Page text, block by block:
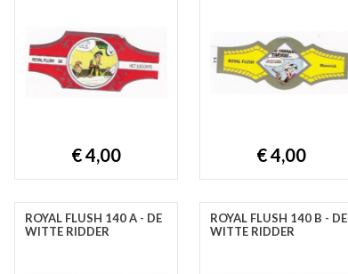
€ 4,00 € 4,00
ROYAL FLUSH 140 A - DE
WITTE RIDDER
ROYAL FLUSH 140 B - DE
WITTE RIDDER